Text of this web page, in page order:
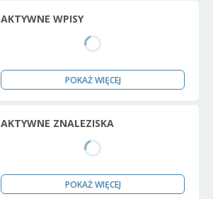
AKTYWNE WPISY
POKAŻ WIĘCEJ
AKTYWNE ZNALEZISKA
POKAŻ WIĘCEJ